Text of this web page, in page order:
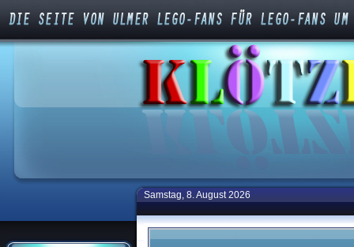
Samstag, 8. August 2026